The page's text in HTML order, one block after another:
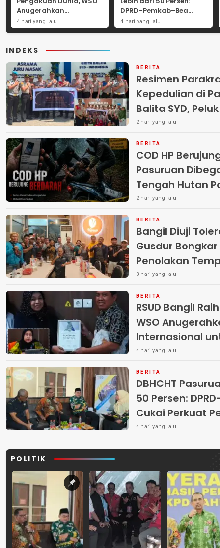
Anugerahkan
Penghargaan
Internasional untuk
4 hari yang lalu
DPRD–Pemkab–Bea
Cukai Perkuat Perang
Melawan Peredaran
4 hari yang lalu
INDEKS
BERITA
Resimen
Kepedulian di
Balita SYD,
Terlantar
2 hari yang lalu
BERITA
COD HP
Pasuruan
Tengah Hutan Polisi Buru Tiga
Pelaku
2 hari yang lalu
BERITA
Bangil Diuji
Gusdur
Penolakan
3 hari yang lalu
BERITA
RSUD Bangil
WSO
Internasional
4 hari yang lalu
BERITA
DBHCHT
50 Persen:
Cukai Perkuat
Peredaran
4 hari yang lalu
POLITIK